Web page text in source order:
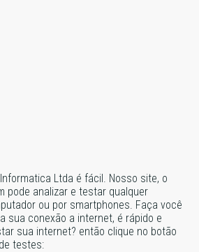
Ltda é fácil. Nosso site, o
pode analizar e testar qualquer
ou por smartphones. Faça você
sua conexão a internet, é rápido e
sua internet? então clique no botão
testes: